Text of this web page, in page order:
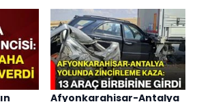
Afyonkarahisar-Antalya